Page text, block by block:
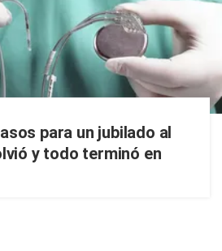
para un jubilado al
y todo terminó en